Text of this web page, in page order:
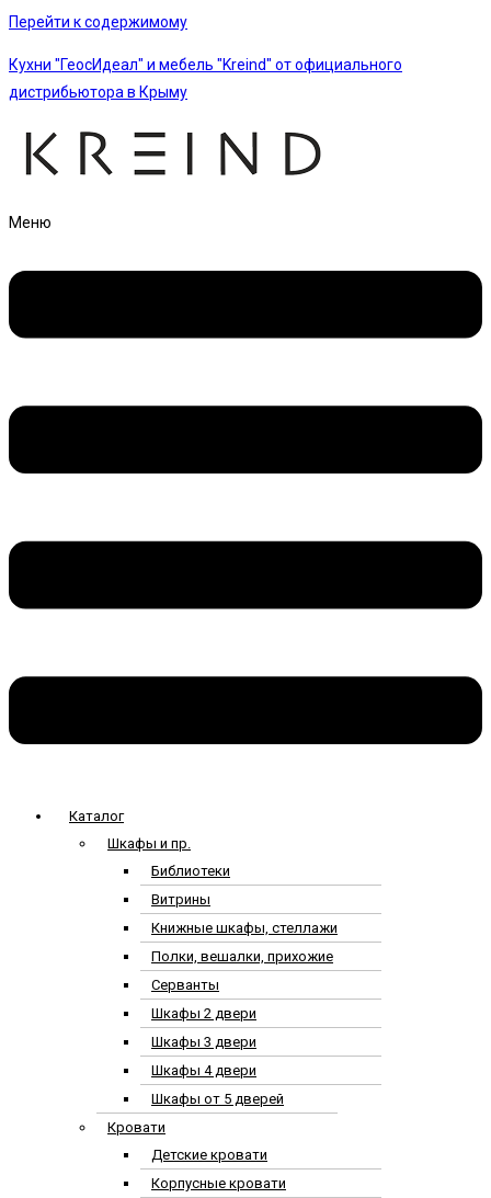
Перейти к содержимому
Кухни "ГеосИдеал" и мебель "Kreind" от официального
дистрибьютора в Крыму
Меню
Каталог
Шкафы и пр.
Библиотеки
Витрины
Книжные шкафы, стеллажи
Полки, вешалки, прихожие
Серванты
Шкафы 2 двери
Шкафы 3 двери
Шкафы 4 двери
Шкафы от 5 дверей
Кровати
Детские кровати
Корпусные кровати